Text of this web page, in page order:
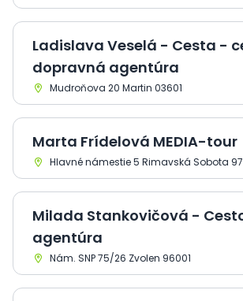
Ladislava Veselá - Cesta -
dopravná agentúra
Mudroňova 20 Martin 03601
Marta Frídelová MEDIA-tour
Hlavné námestie 5 Rimavská Sobota
Milada Stankovičová -
agentúra
Nám. SNP 75/26 Zvolen 96001